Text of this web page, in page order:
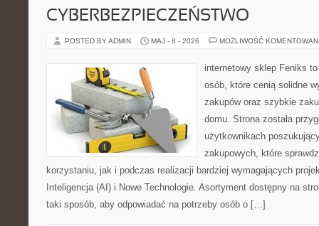
CYBERBEZPIECZEŃSTWO
POSTED BY ADMIN MAJ - 8 - 2026 MOŻLIWOŚĆ
internetowy sklep Feniks
osób, które cenią solidne
zakupów oraz szybkie
domu. Strona została
użytkownikach
zakupowych, które
korzystaniu, jak i podczas realizacji bardziej wymagających
Inteligencja (AI) i Nowe Technologie. Asortyment dostępny na
taki sposób, aby odpowiadać na potrzeby osób o […]